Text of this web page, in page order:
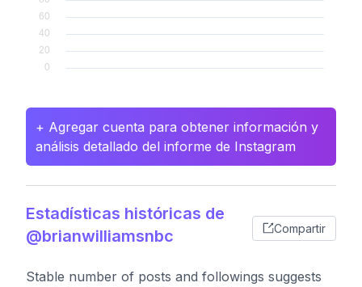
+ Agregar cuenta para obtener información y
análisis detallado del informe de Instagram
Estadísticas históricas de
@brianwilliamsnbc
Compartir
Stable number of posts and followings suggests